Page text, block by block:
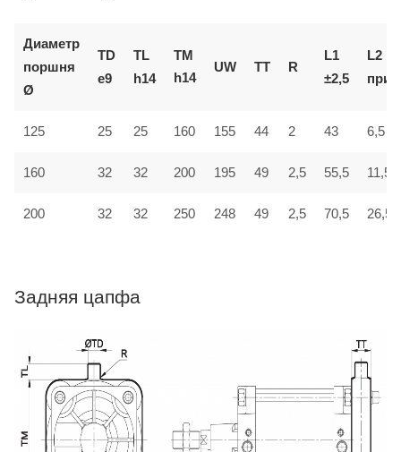
Диаметр
поршня
Ø
TD
e9
TL
h14
TM
h14
UW TT R
L1
±2,5
L2
125 25 25 160 155 44 2 43 6,5
160 32 32 200 195 49 2,5 55,5 11,5
200 32 32 250 248 49 2,5 70,5 26,5
Задняя цапфа